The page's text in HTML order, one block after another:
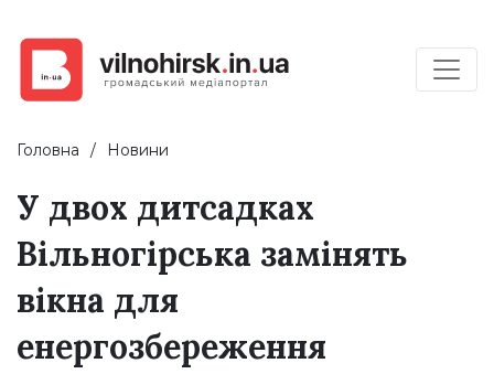
Головна Новини
У двох дитсадках
Вільногірська замінять
вікна для
енергозбереження